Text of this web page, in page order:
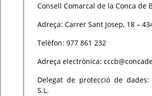
Consell Comarcal de la Conca de
Adreça: Carrer Sant Josep, 18 –
Telèfon: 977 861 232
Adreça electrònica:
Delegat de protecció de dades:
S.L.